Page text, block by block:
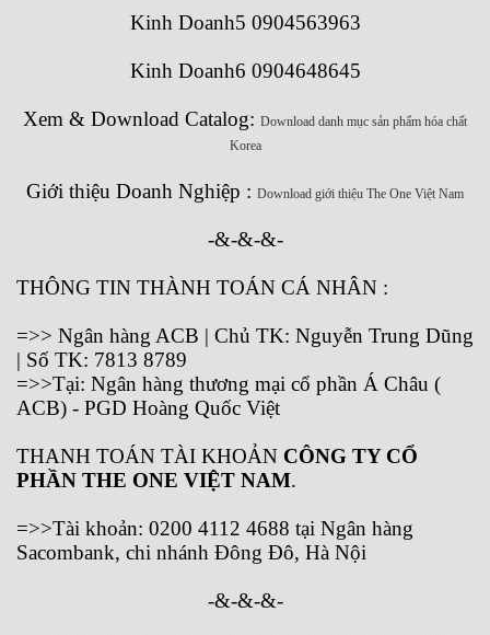
Kinh Doanh5 0904563963
Kinh Doanh6 0904648645
Xem & Download Catalog: Download danh mục sản phẩm hóa chất
Korea
Giới thiệu Doanh Nghiệp : Download giới thiệu The One Việt Nam
-&-&-&-
THÔNG TIN THÀNH TOÁN CÁ NHÂN :
=>> Ngân hàng ACB | Chủ TK: Nguyễn Trung Dũng
| Số TK: 7813 8789
=>>Tại: Ngân hàng thương mại cổ phần Á Châu (
ACB) - PGD Hoàng Quốc Việt
THANH TOÁN TÀI KHOẢN CÔNG TY CỔ
PHẦN THE ONE VIỆT NAM.
=>>Tài khoản: 0200 4112 4688 tại Ngân hàng
Sacombank, chi nhánh Đông Đô, Hà Nội
-&-&-&-